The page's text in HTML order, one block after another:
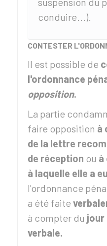
conduire...).
CONTESTER
Il est possible de
l'ordonnance
opposition.
La partie
faire opposition à
de la lettre
de réception ou à
à laquelle elle a
l'ordonnance
a été faite
à compter du jour
verbale.